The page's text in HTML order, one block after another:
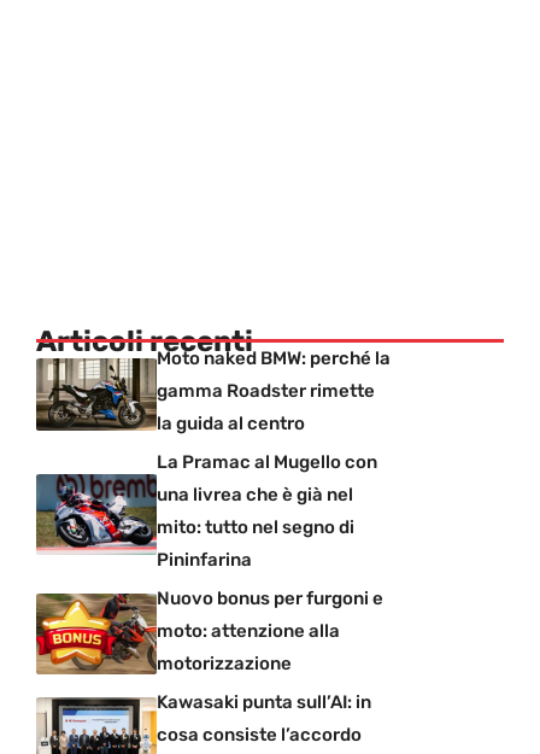
Articoli recentiMoto naked BMW: perché la
gamma Roadster rimette
la guida al centro
La Pramac al Mugello con
una livrea che è già nel
mito: tutto nel segno di
Pininfarina
Nuovo bonus per furgoni e
moto: attenzione alla
motorizzazione
Kawasaki punta sull’AI: in
cosa consiste l’accordo